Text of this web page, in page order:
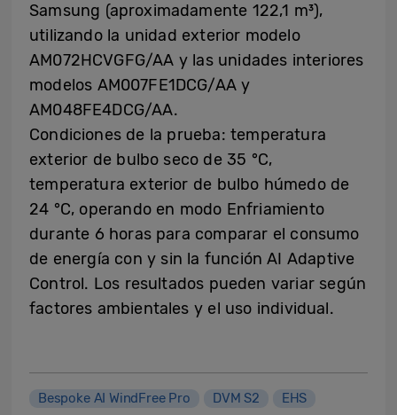
Samsung (aproximadamente 122,1 m³),
utilizando la unidad exterior modelo
AM072HCVGFG/AA y las unidades interiores
modelos AM007FE1DCG/AA y
AM048FE4DCG/AA.
Condiciones de la prueba: temperatura
exterior de bulbo seco de 35 °C,
temperatura exterior de bulbo húmedo de
24 °C, operando en modo Enfriamiento
durante 6 horas para comparar el consumo
de energía con y sin la función AI Adaptive
Control. Los resultados pueden variar según
factores ambientales y el uso individual.
Bespoke AI WindFree Pro DVM S2
EHS